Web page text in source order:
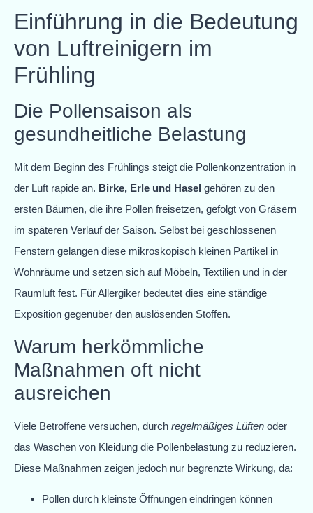
Einführung in die Bedeutung
von Luftreinigern im
Frühling
Die Pollensaison als
gesundheitliche Belastung
Mit dem Beginn des Frühlings steigt die Pollenkonzentration in
der Luft rapide an. Birke, Erle und Hasel gehören zu den
ersten Bäumen, die ihre Pollen freisetzen, gefolgt von Gräsern
im späteren Verlauf der Saison. Selbst bei geschlossenen
Fenstern gelangen diese mikroskopisch kleinen Partikel in
Wohnräume und setzen sich auf Möbeln, Textilien und in der
Raumluft fest. Für Allergiker bedeutet dies eine ständige
Exposition gegenüber den auslösenden Stoffen.
Warum herkömmliche
Maßnahmen oft nicht
ausreichen
Viele Betroffene versuchen, durch regelmäßiges Lüften oder
das Waschen von Kleidung die Pollenbelastung zu reduzieren.
Diese Maßnahmen zeigen jedoch nur begrenzte Wirkung, da:
Pollen durch kleinste Öffnungen eindringen können